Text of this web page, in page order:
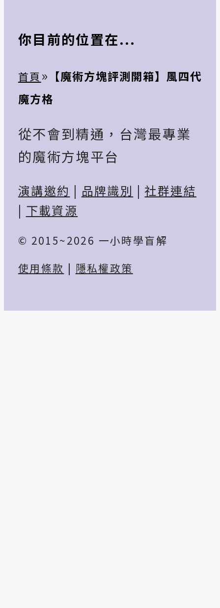
你目前的位置在...
首頁 » 【魔術方塊評測開箱】風四代
魔方格
從不會到精通，台灣最專業
的魔術方塊平台
演講邀約 | 品牌識別 | 社群連結
| 下載資源
© 2015~2026 一小時學盲解
使用條款 | 隱私權政策